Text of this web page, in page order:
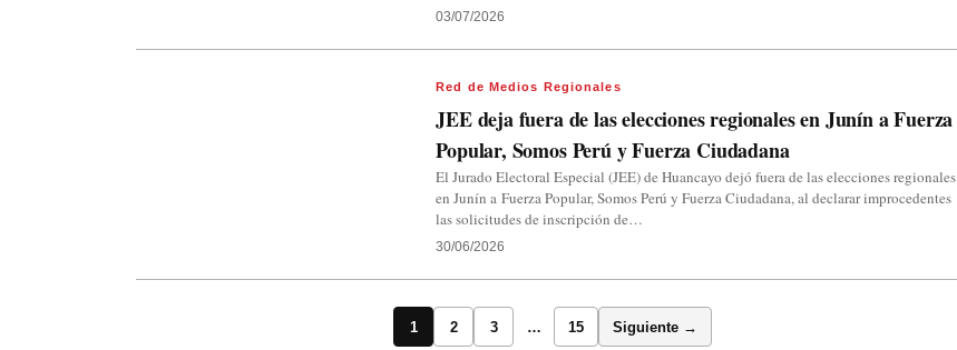
03/07/2026
Red de Medios Regionales
JEE deja fuera de las elecciones regionales en Junín a Fuerza
Popular, Somos Perú y Fuerza Ciudadana
El Jurado Electoral Especial (JEE) de Huancayo dejó fuera de las elecciones regionales
en Junín a Fuerza Popular, Somos Perú y Fuerza Ciudadana, al declarar improcedentes
las solicitudes de inscripción de…
30/06/2026
1 2 3 … 15 Siguiente →